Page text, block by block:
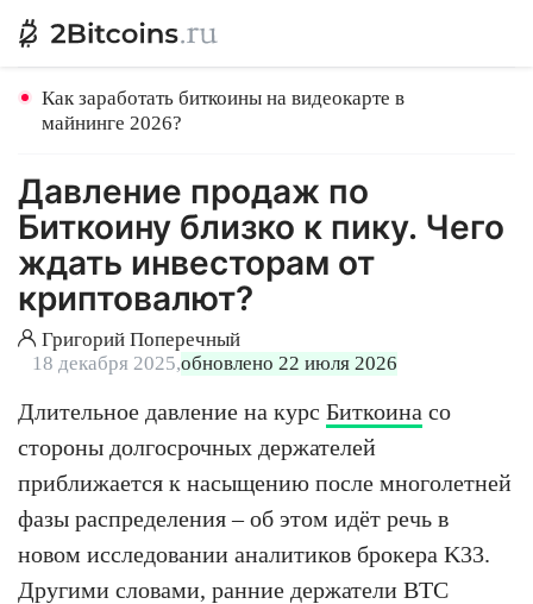
Как заработать биткоины на видеокарте в
майнинге 2026?
Давление продаж по
Биткоину близко к пику. Чего
ждать инвесторам от
криптовалют?
Григорий Поперечный
18 декабря 2025,обновлено 22 июля 2026
Длительное давление на курс Биткоина со
стороны долгосрочных держателей
приближается к насыщению после многолетней
фазы распределения – об этом идёт речь в
новом исследовании аналитиков брокера K33.
Другими словами, ранние держатели BTC